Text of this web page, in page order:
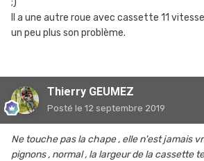
;)
Il a une autre roue avec cassette 11
un peu plus son problème.
Thierry GEUMEZ
Posté le 12 septembre 2019
Ne touche pas la chape , elle n'est jamais
pignons , normal , la largeur de la cassette